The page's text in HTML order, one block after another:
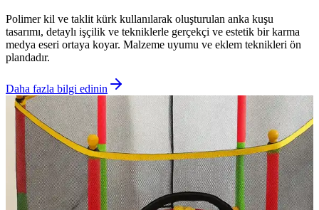
Polimer kil ve taklit kürk kullanılarak oluşturulan anka kuşu
tasarımı, detaylı işçilik ve tekniklerle gerçekçi ve estetik bir karma
medya eseri ortaya koyar. Malzeme uyumu ve eklem teknikleri ön
plandadır.
Daha fazla bilgi edinin